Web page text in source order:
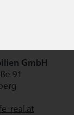
GmbH
91
real.at